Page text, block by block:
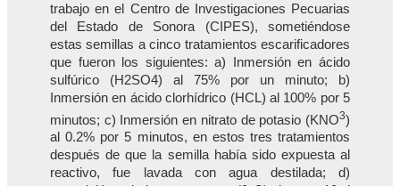
trabajo en el Centro de Investigaciones Pecuarias
del Estado de Sonora (CIPES), sometiéndose
estas semillas a cinco tratamientos escarificadores
que fueron los siguientes: a) Inmersión en ácido
sulfúrico (H2SO4) al 75% por un minuto; b)
Inmersión en ácido clorhídrico (HCL) al 100% por 5
minutos; c) Inmersión en nitrato de potasio (KNO3)
al 0.2% por 5 minutos, en estos tres tratamientos
después de que la semilla había sido expuesta al
reactivo, fue lavada con agua destilada; d)